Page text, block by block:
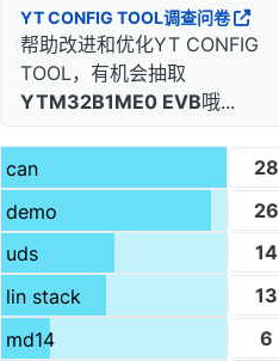
YT CONFIG TOOL调查问卷
帮助改进和优化YT CONFIG
TOOL，有机会抽取
YTM32B1ME0 EVB哦...
can
28
demo
26
uds
14
lin stack
13
md14
6